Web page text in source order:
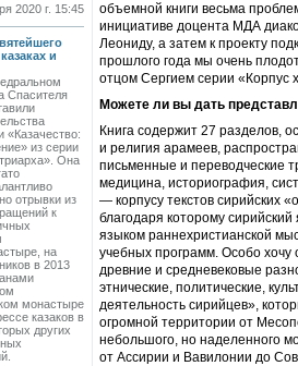
2020 г. 15:45
и
Спасителя
«Казачество:
из серии
Она
отрывки из
к
на
в 2013
монастыре
казаков в
других
объемной книги весьма
инициативе доцента МДА
Леониду, а затем к проекту
прошлого года мы очень
отцом Сергием серии «Корпус
Можете ли вы дать
Книга содержит 27 разделов,
и религия арамеев,
письменные и переводческие
медицина, историография,
— корпусу текстов сирийских
благодаря которому
языком раннехристианской
учебных программ. Особо хочу
древние и средневековые
этнические, политические,
деятельность сирийцев»,
огромной территории от
небольшого, но наделенного
от Ассирии и Вавилонии до